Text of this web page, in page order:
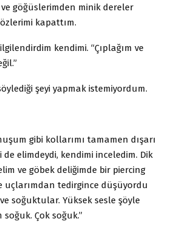
göğüslerimden minik dereler
kapattım.
kendimi. “Çıplağım ve
şeyi yapmak istemiyordum.
gibi kollarımı tamamen dışarı
de elimdeydi, kendimi inceledim. Dik
ve göbek deliğimde bir piercing
uçlarımdan tedirgince düşüyordu
soğuktular. Yüksek sesle şöyle
soğuk. Çok soğuk.”